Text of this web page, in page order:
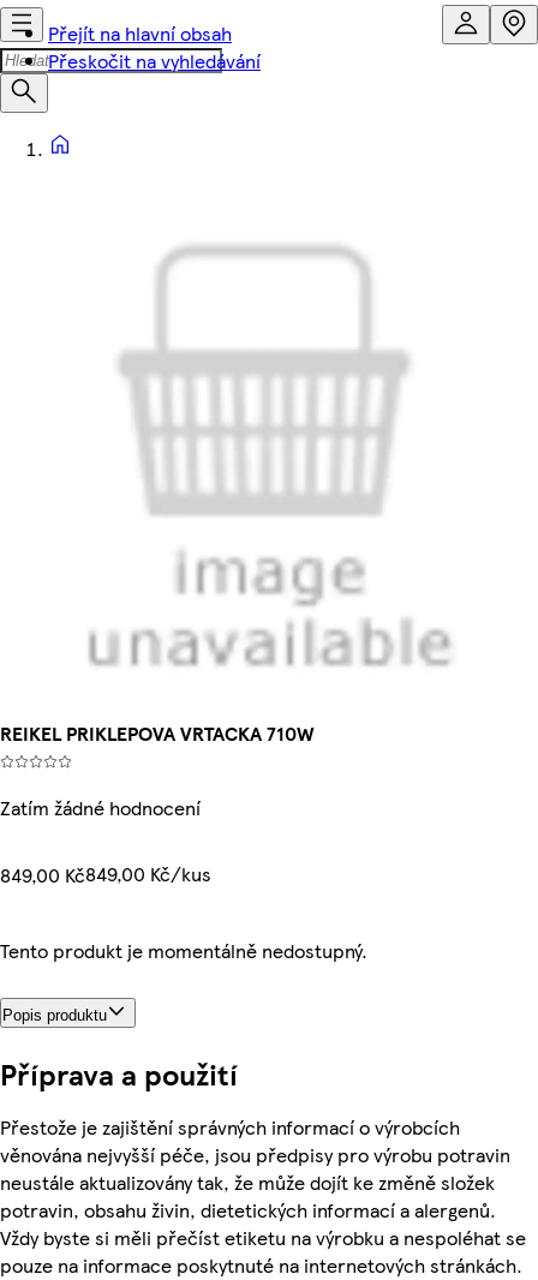
Přejít na hlavní obsah
Přeskočit na vyhledávání
REIKEL PRIKLEPOVA VRTACKA 710W
Zatím žádné hodnocení
849,00 Kč849,00 Kč/kus
Tento produkt je momentálně nedostupný.
Popis produktu
Příprava a použití
Přestože je zajištění správných informací o výrobcích
věnována nejvyšší péče, jsou předpisy pro výrobu potravin
neustále aktualizovány tak, že může dojít ke změně složek
potravin, obsahu živin, dietetických informací a alergenů.
Vždy byste si měli přečíst etiketu na výrobku a nespoléhat se
pouze na informace poskytnuté na internetových stránkách.